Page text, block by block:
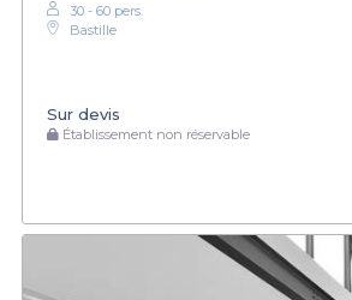
30 - 60 pers.
Bastille
Sur devis
Établissement non réservable